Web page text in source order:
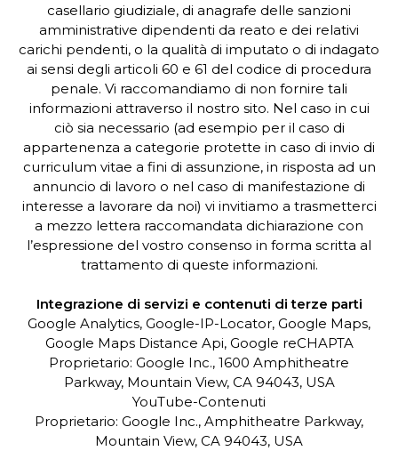
casellario giudiziale, di anagrafe delle sanzioni
amministrative dipendenti da reato e dei relativi
carichi pendenti, o la qualità di imputato o di indagato
ai sensi degli articoli 60 e 61 del codice di procedura
penale. Vi raccomandiamo di non fornire tali
informazioni attraverso il nostro sito. Nel caso in cui
ciò sia necessario (ad esempio per il caso di
appartenenza a categorie protette in caso di invio di
curriculum vitae a fini di assunzione, in risposta ad un
annuncio di lavoro o nel caso di manifestazione di
interesse a lavorare da noi) vi invitiamo a trasmetterci
a mezzo lettera raccomandata dichiarazione con
l’espressione del vostro consenso in forma scritta al
trattamento di queste informazioni.
Integrazione di servizi e contenuti di terze parti
Google Analytics, Google-IP-Locator, Google Maps,
Google Maps Distance Api, Google reCHAPTA
Proprietario: Google Inc., 1600 Amphitheatre
Parkway, Mountain View, CA 94043, USA
YouTube-Contenuti
Proprietario: Google Inc., Amphitheatre Parkway,
Mountain View, CA 94043, USA